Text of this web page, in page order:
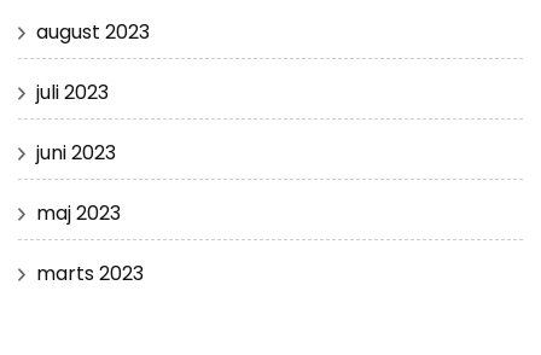
august 2023
juli 2023
juni 2023
maj 2023
marts 2023